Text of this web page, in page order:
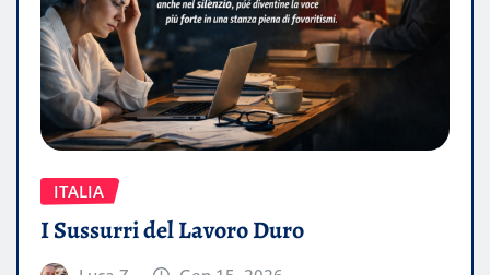
ITALIA
I Sussurri del Lavoro Duro